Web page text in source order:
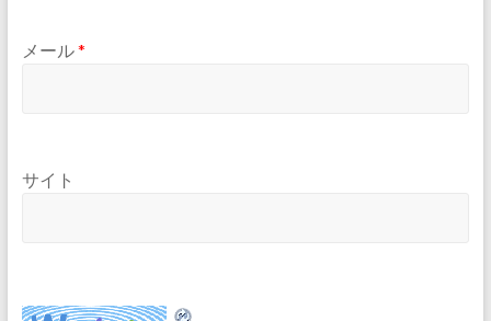
メール*
サイト